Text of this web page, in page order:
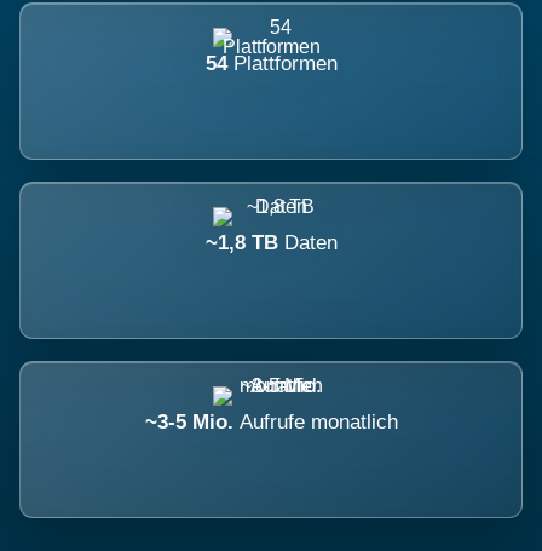
54 Plattformen
~1,8 TB Daten
~3-5 Mio. Aufrufe monatlich